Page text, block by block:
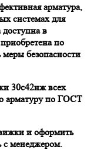
арматура,
системах для
в
по
безопасности
30с42нж всех
арматуру по ГОСТ
и оформить
с менеджером.